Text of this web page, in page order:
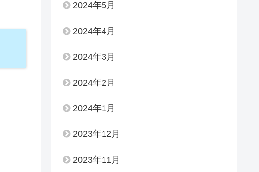
2024年5月
2024年4月
2024年3月
2024年2月
2024年1月
2023年12月
2023年11月